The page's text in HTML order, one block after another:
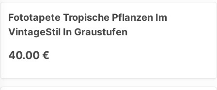
Fototapete Tropische Pflanzen Im
VintageStil In Graustufen
40.00 €